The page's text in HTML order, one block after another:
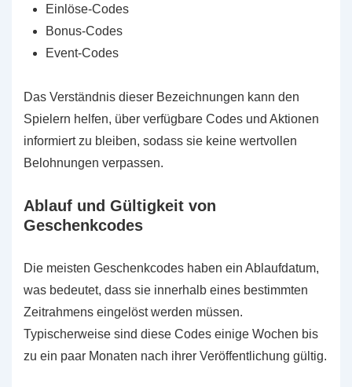
Einlöse-Codes
Bonus-Codes
Event-Codes
Das Verständnis dieser Bezeichnungen kann den
Spielern helfen, über verfügbare Codes und Aktionen
informiert zu bleiben, sodass sie keine wertvollen
Belohnungen verpassen.
Ablauf und Gültigkeit von
Geschenkcodes
Die meisten Geschenkcodes haben ein Ablaufdatum,
was bedeutet, dass sie innerhalb eines bestimmten
Zeitrahmens eingelöst werden müssen.
Typischerweise sind diese Codes einige Wochen bis
zu ein paar Monaten nach ihrer Veröffentlichung gültig.